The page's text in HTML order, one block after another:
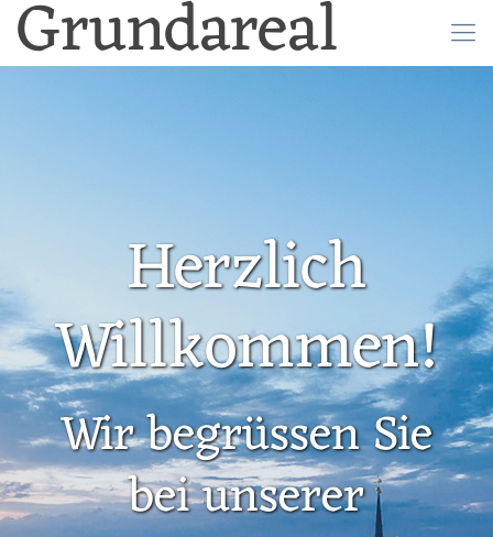
Grundareal
Herzlich
Willkommen!
Wir begrüssen Sie
bei unserer